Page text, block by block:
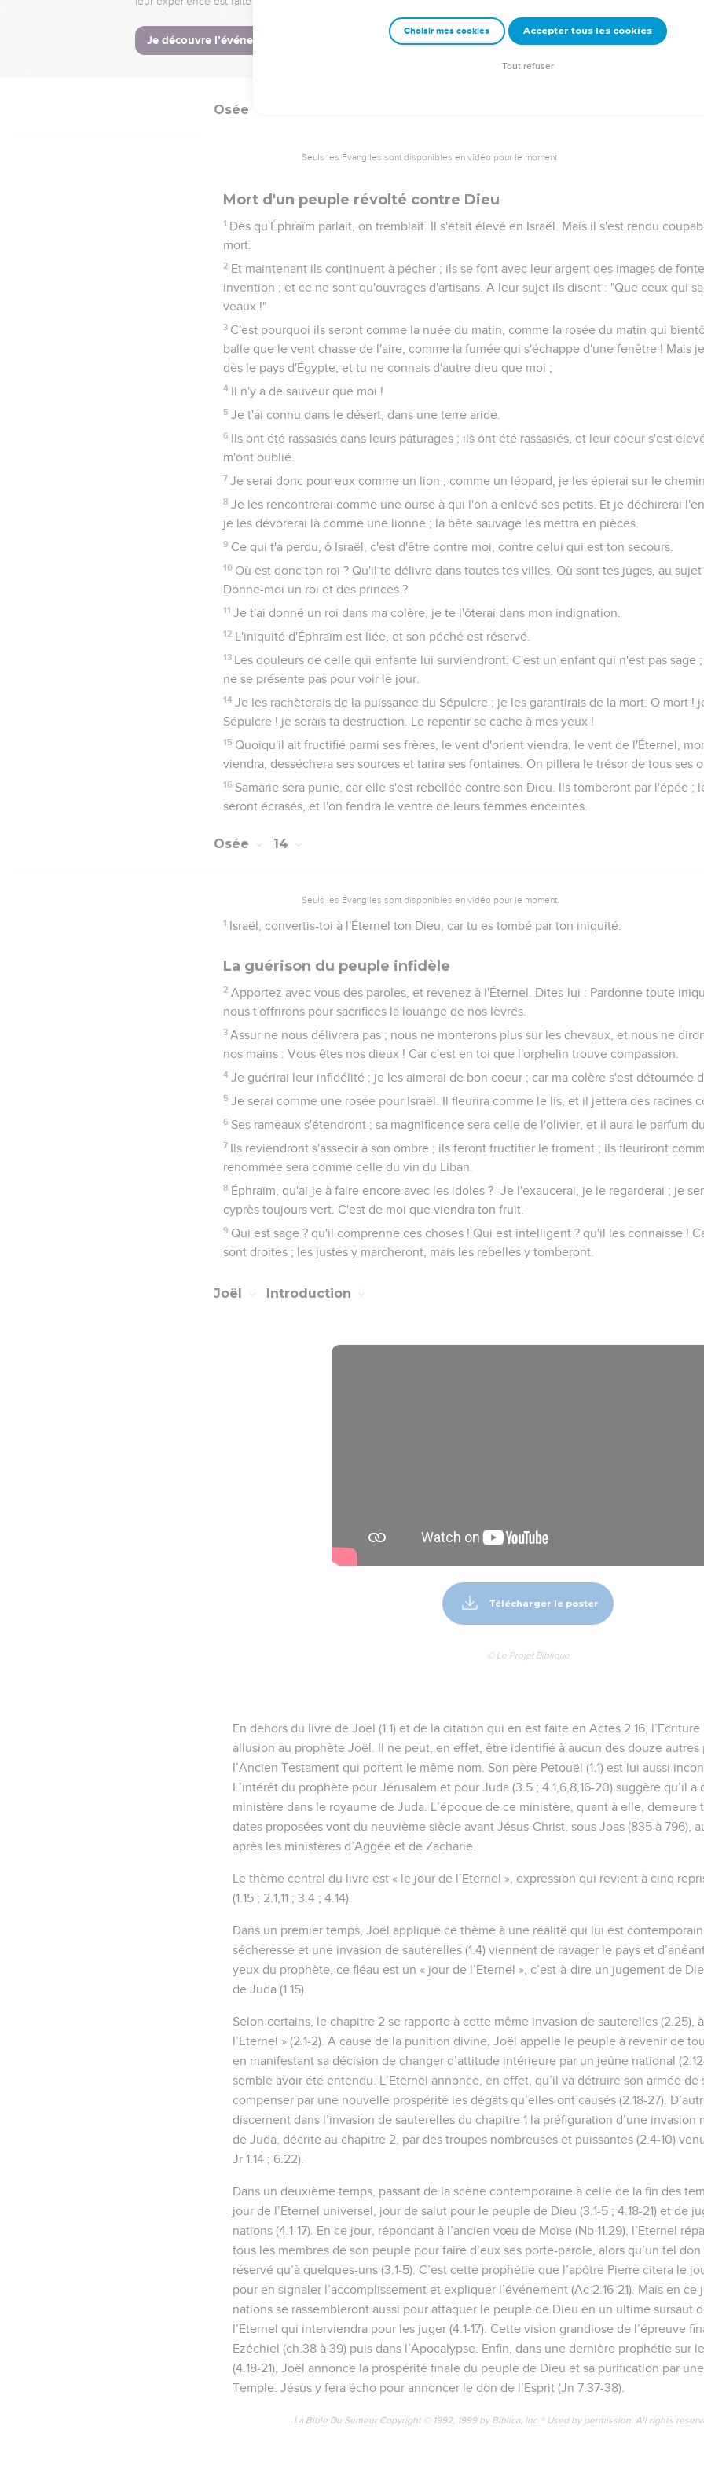
(12-14) Et par un prophète l'Éternel fit monter Israël hors d'Égypte ; et par un prophète
14 Éphraïm a provoqué une amère indignation ; aussi son Seigneur laissera-t-il peser sur
répandu, et lui rendra ses mépris.
Osée
Seuls les Évangiles sont disponibles en vidéo pour le moment.
Mort d'un peuple révolté contre Dieu
1 Dès qu'Éphraïm parlait, on tremblait. Il s'était élevé en Israël. Mais il s'est rendu
mort.
2 Et maintenant ils continuent à pécher ; ils se font avec leur argent des images de
invention ; et ce ne sont qu'ouvrages d'artisans. A leur sujet ils disent : "Que ceux qui
veaux !"
3 C'est pourquoi ils seront comme la nuée du matin, comme la rosée du matin qui
balle que le vent chasse de l'aire, comme la fumée qui s'échappe d'une fenêtre ! Mais
dès le pays d'Égypte, et tu ne connais d'autre dieu que moi ;
4 Il n'y a de sauveur que moi !
5 Je t'ai connu dans le désert, dans une terre aride.
6 Ils ont été rassasiés dans leurs pâturages ; ils ont été rassasiés, et leur coeur s'est
m'ont oublié.
7 Je serai donc pour eux comme un lion ; comme un léopard, je les épierai sur le
8 Je les rencontrerai comme une ourse à qui l'on a enlevé ses petits. Et je déchirerai
je les dévorerai là comme une lionne ; la bête sauvage les mettra en pièces.
9 Ce qui t'a perdu, ô Israël, c'est d'être contre moi, contre celui qui est ton secours.
10 Où est donc ton roi ? Qu'il te délivre dans toutes tes villes. Où sont tes juges, au
Donne-moi un roi et des princes ?
11 Je t'ai donné un roi dans ma colère, je te l'ôterai dans mon indignation.
12 L'iniquité d'Éphraïm est liée, et son péché est réservé.
13 Les douleurs de celle qui enfante lui surviendront. C'est un enfant qui n'est pas sage
ne se présente pas pour voir le jour.
14 Je les rachèterais de la puissance du Sépulcre ; je les garantirais de la mort. O mort !
Sépulcre ! je serais ta destruction. Le repentir se cache à mes yeux !
15 Quoiqu'il ait fructifié parmi ses frères, le vent d'orient viendra, le vent de l'Éternel,
viendra, desséchera ses sources et tarira ses fontaines. On pillera le trésor de tous ses
16 Samarie sera punie, car elle s'est rebellée contre son Dieu. Ils tomberont par l'épée ;
seront écrasés, et l'on fendra le ventre de leurs femmes enceintes.
Osée 14
Seuls les Évangiles sont disponibles en vidéo pour le moment.
1 Israël, convertis-toi à l'Éternel ton Dieu, car tu es tombé par ton iniquité.
La guérison du peuple infidèle
2 Apportez avec vous des paroles, et revenez à l'Éternel. Dites-lui : Pardonne toute
nous t'offrirons pour sacrifices la louange de nos lèvres.
3 Assur ne nous délivrera pas ; nous ne monterons plus sur les chevaux, et nous ne
nos mains : Vous êtes nos dieux ! Car c'est en toi que l'orphelin trouve compassion.
4 Je guérirai leur infidélité ; je les aimerai de bon coeur ; car ma colère s'est détournée
5 Je serai comme une rosée pour Israël. Il fleurira comme le lis, et il jettera des racines
6 Ses rameaux s'étendront ; sa magnificence sera celle de l'olivier, et il aura le parfum du
7 Ils reviendront s'asseoir à son ombre ; ils feront fructifier le froment ; ils fleuriront
renommée sera comme celle du vin du Liban.
8 Éphraïm, qu'ai-je à faire encore avec les idoles ? -Je l'exaucerai, je le regarderai ; je
cyprès toujours vert. C'est de moi que viendra ton fruit.
9 Qui est sage ? qu'il comprenne ces choses ! Qui est intelligent ? qu'il les connaisse !
sont droites ; les justes y marcheront, mais les rebelles y tomberont.
Joël Introduction
Télécharger le poster
© Le Projet Biblique
En dehors du livre de Joël (1.1) et de la citation qui en est faite en Actes 2.16,
allusion au prophète Joël. Il ne peut, en effet, être identifié à aucun des douze autres
l’Ancien Testament qui portent le même nom. Son père Petouël (1.1) est lui aussi
L’intérêt du prophète pour Jérusalem et pour Juda (3.5 ; 4.1,6,8,16-20) suggère qu’il a
ministère dans le royaume de Juda. L’époque de ce ministère, quant à elle, demeure
dates proposées vont du neuvième siècle avant Jésus-Christ, sous Joas (835 à 796),
après les ministères d’Aggée et de Zacharie.
Le thème central du livre est « le jour de l’Eternel », expression qui revient à cinq
(1.15 ; 2.1,11 ; 3.4 ; 4.14).
Dans un premier temps, Joël applique ce thème à une réalité qui lui est
sécheresse et une invasion de sauterelles (1.4) viennent de ravager le pays et
yeux du prophète, ce fléau est un « jour de l’Eternel », c’est-à-dire un jugement de
de Juda (1.15).
Selon certains, le chapitre 2 se rapporte à cette même invasion de sauterelles (2.25),
l’Eternel » (2.1-2). A cause de la punition divine, Joël appelle le peuple à revenir de
en manifestant sa décision de changer d’attitude intérieure par un jeûne national
semble avoir été entendu. L’Eternel annonce, en effet, qu’il va détruire son armée de
compenser par une nouvelle prospérité les dégâts qu’elles ont causés (2.18-27).
discernent dans l’invasion de sauterelles du chapitre 1 la préfiguration d’une invasion
de Juda, décrite au chapitre 2, par des troupes nombreuses et puissantes (2.4-10)
Jr 1.14 ; 6.22).
Dans un deuxième temps, passant de la scène contemporaine à celle de la fin des
jour de l’Eternel universel, jour de salut pour le peuple de Dieu (3.1-5 ; 4.18-21) et de
nations (4.1-17). En ce jour, répondant à l’ancien vœu de Moïse (Nb 11.29), l’Eternel
tous les membres de son peuple pour faire d’eux ses porte-parole, alors qu’un tel don
réservé qu’à quelques-uns (3.1-5). C’est cette prophétie que l’apôtre Pierre citera le
pour en signaler l’accomplissement et expliquer l’événement (Ac 2.16-21). Mais en ce
nations se rassembleront aussi pour attaquer le peuple de Dieu en un ultime sursaut
l’Eternel qui interviendra pour les juger (4.1-17). Cette vision grandiose de l’épreuve
Ezéchiel (ch.38 à 39) puis dans l’Apocalypse. Enfin, dans une dernière prophétie sur
(4.18-21), Joël annonce la prospérité finale du peuple de Dieu et sa purification par
Temple. Jésus y fera écho pour annoncer le don de l’Esprit (Jn 7.37-38).
La Bible Du Semeur Copyright © 1992, 1999 by Biblica, Inc.® Used by permission. All rights
Choisir mes cookies Accepter tous les cookies
Tout refuser